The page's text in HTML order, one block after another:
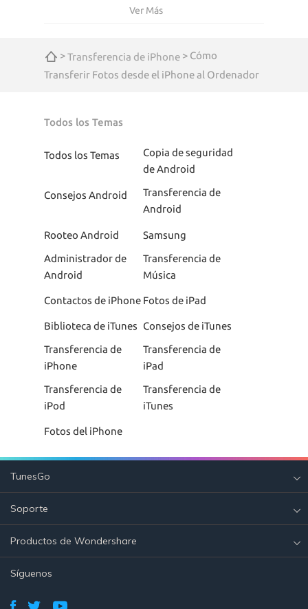
Ver Más
>Transferencia de iPhone > Cómo
Transferir Fotos desde el iPhone al Ordenador
Todos los Temas
Todos los Temas
Copia de seguridad
de Android
Consejos Android
Transferencia de
Android
Rooteo Android
Samsung
Administrador de
Android
Transferencia de
Música
Contactos de iPhone Fotos de iPad
Biblioteca de iTunes Consejos de iTunes
Transferencia de
iPhone
Transferencia de
iPad
Transferencia de
iPod
Transferencia de
iTunes
Fotos del iPhone
TunesGo
Soporte
Productos de Wondershare
Síguenos